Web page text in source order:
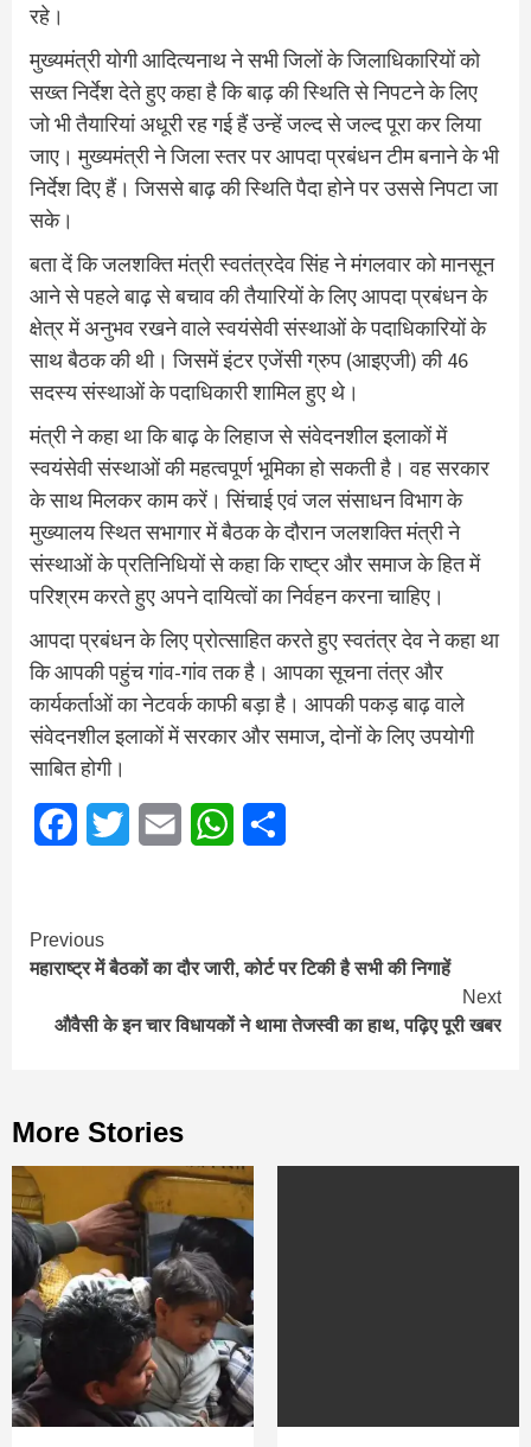
रहे।
मुख्‍यमंत्री योगी आद‍ित्‍यनाथ ने सभी ज‍िलों के ज‍िलाध‍िकार‍ियों को
सख्‍त न‍िर्देश देते हुए कहा है क‍ि बाढ़ की स्‍थि‍त‍ि से न‍िपटने के ल‍िए
जो भी तैयार‍ियां अधूरी रह गई हैं उन्‍हें जल्‍द से जल्‍द पूरा कर ल‍िया
जाए। मुख्‍यमंत्री ने ज‍िला स्‍तर पर आपदा प्रबंधन टीम बनाने के भी
न‍िर्देश द‍िए हैं। ज‍िससे बाढ़ की स्‍थि‍त‍ि पैदा होने पर उससे न‍िपटा जा
सके।
बता दें क‍ि जलशक्ति मंत्री स्वतंत्रदेव स‍िंह ने मंगलवार को मानसून
आने से पहले बाढ़ से बचाव की तैयारियों के लिए आपदा प्रबंधन के
क्षेत्र में अनुभव रखने वाले स्वयंसेवी संस्थाओं के पदाधिकारियों के
साथ बैठक की थी। ज‍िसमें इंटर एजेंसी ग्रुप (आइएजी) की 46
सदस्य संस्थाओं के पदाधिकारी शामिल हुए थे।
मंत्री ने कहा था कि बाढ़ के लिहाज से संवेदनशील इलाकों में
स्वयंसेवी संस्थाओं की महत्वपूर्ण भूमिका हो सकती है। वह सरकार
के साथ मिलकर काम करें। स‍िंचाई एवं जल संसाधन विभाग के
मुख्यालय स्थित सभागार में बैठक के दौरान जलशक्ति मंत्री ने
संस्थाओं के प्रतिनिधियों से कहा कि राष्ट्र और समाज के हित में
परिश्रम करते हुए अपने दायित्वों का निर्वहन करना चाहिए।
आपदा प्रबंधन के लिए प्रोत्साहित करते हुए स्‍वतंत्र देव ने कहा था
कि आपकी पहुंच गांव-गांव तक है। आपका सूचना तंत्र और
कार्यकर्ताओं का नेटवर्क काफी बड़ा है। आपकी पकड़ बाढ़ वाले
संवेदनशील इलाकों में सरकार और समाज, दोनों के लिए उपयोगी
साबित होगी।
FacebookTwitter Email WhatsApp
Continue
Reading
Previous
महाराष्ट्र में बैठकों का दौर जारी, कोर्ट पर टिकी है सभी की निगाहें
Next
औवैसी के इन चार विधायकों ने थामा तेजस्‍वी का हाथ, पढ़िए पूरी खबर
More Stories